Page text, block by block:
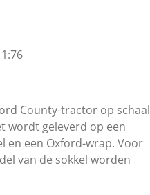
County-tractor op schaal
wordt geleverd op een
en een Oxford-wrap. Voor
van de sokkel worden